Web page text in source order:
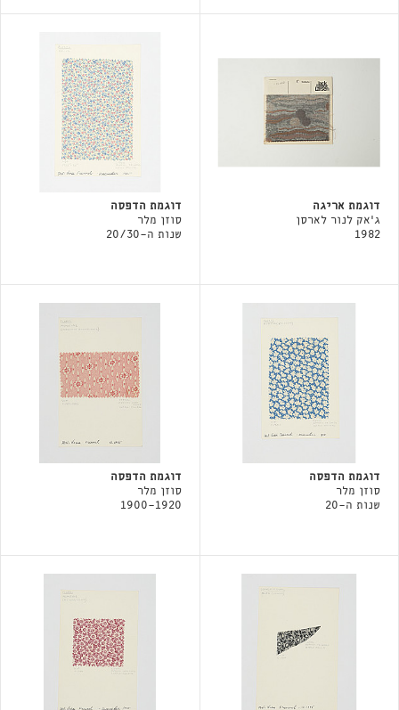
דוגמת אריגה
ג'אק לנור לארסן
1982
דוגמת הדפסה
סוזן מלר
שנות ה-20/30
דוגמת הדפסה
סוזן מלר
שנות ה-20
דוגמת הדפסה
סוזן מלר
1900-1920